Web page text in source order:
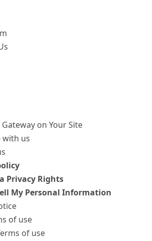
Gateway on Your Site
with us
Privacy Rights
My Personal Information
of use
of use